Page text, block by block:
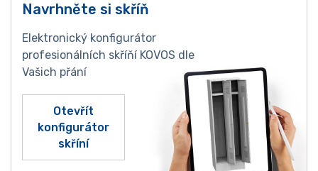
Navrhněte si skříň
Elektronický konfigurátor
profesionálních skříňí KOVOS dle
Vašich přání
Otevřít
konfigurátor
skříní